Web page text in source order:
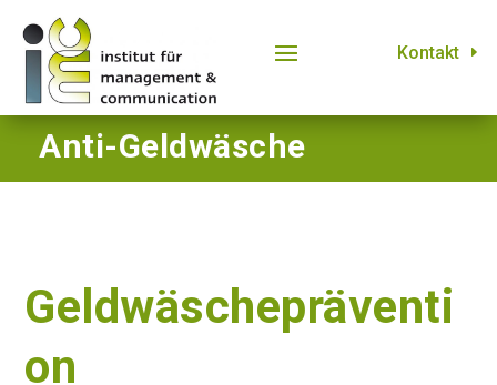
Kontakt
Anti-Geldwäsche
Geldwäschepräventi
on